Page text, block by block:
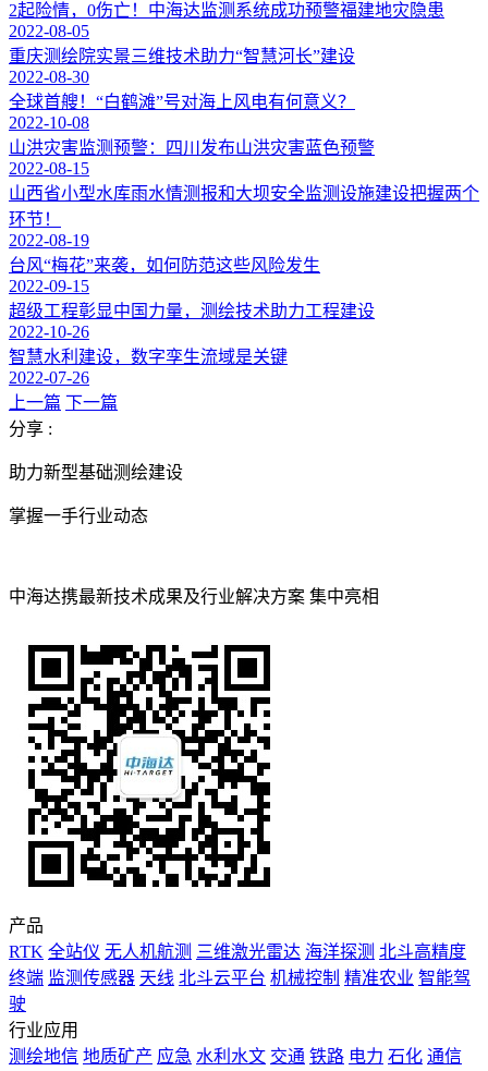
2起险情，0伤亡！中海达监测系统成功预警福建地灾隐患
2022-08-05
重庆测绘院实景三维技术助力“智慧河长”建设
2022-08-30
全球首艘！“白鹤滩”号对海上风电有何意义？
2022-10-08
山洪灾害监测预警：四川发布山洪灾害蓝色预警
2022-08-15
山西省小型水库雨水情测报和大坝安全监测设施建设把握两个
环节！
2022-08-19
台风“梅花”来袭，如何防范这些风险发生
2022-09-15
超级工程彰显中国力量，测绘技术助力工程建设
2022-10-26
智慧水利建设，数字孪生流域是关键
2022-07-26
上一篇 下一篇
分享 :
助力新型基础测绘建设
掌握一手行业动态
中海达携最新技术成果及行业解决方案 集中亮相
产品
RTK 全站仪 无人机航测 三维激光雷达 海洋探测 北斗高精度
终端 监测传感器 天线 北斗云平台 机械控制 精准农业 智能驾
驶
行业应用
测绘地信 地质矿产 应急 水利水文 交通 铁路 电力 石化 通信